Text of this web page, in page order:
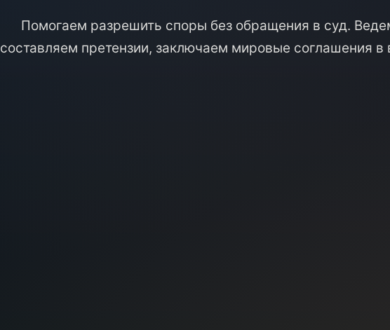
Помогаем разрешить споры без обращения в суд.
составляем претензии, заключаем мировые соглашения в